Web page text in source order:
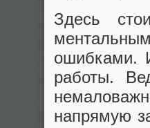
Здесь
ошибками.
работы.
напрямую